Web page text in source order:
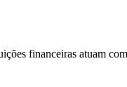
financeiras atuam